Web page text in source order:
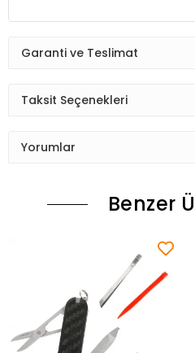
Garanti ve Teslimat
Taksit Seçenekleri
Yorumlar
Benzer